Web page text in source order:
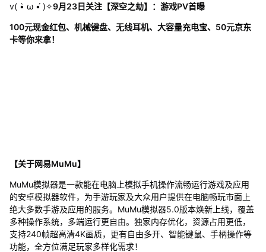
v( •̀ ω •́ )✧9月23日关注【深空之劫】：游戏PV首曝
100元现金红包、机械键盘、无线耳机、大容量充电宝、50元京东
卡等你来拿！
【关于网易MuMu】
MuMu模拟器是一款能在电脑上模拟手机操作流畅运行游戏及应用
的安卓模拟器软件，为手游玩家及大众用户提供在电脑畅玩市面上
绝大多数手游及应用的服务。MuMu模拟器5.0版本焕新上线，覆盖
多种操作系统，多端运行更自由。独家内存优化，资源占用更低，
支持240帧超高清4K画质，更有自由多开、智能键鼠、手柄操作等
功能，全方位满足玩家多样化需求！